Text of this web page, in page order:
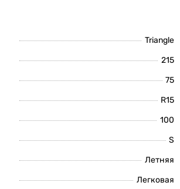
Triangle
215
75
R15
100
S
Летняя
Легковая